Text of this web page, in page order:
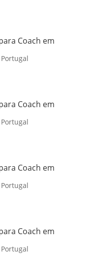
Coach em
Coach em
Coach em
Coach em